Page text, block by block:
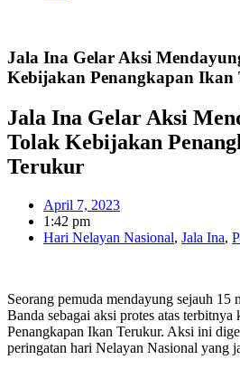
Jala Ina Gelar Aksi
Kebijakan Penangkapan Ikan
Jala Ina Gelar Aksi
Tolak Kebijakan
Terukur
April 7, 2023
1:42 pm
Hari Nelayan Nasional, Jala Ina,
Seorang pemuda mendayung sejauh
Banda sebagai aksi protes atas terbitnya
Penangkapan Ikan Terukur. Aksi ini
peringatan hari Nelayan Nasional yang